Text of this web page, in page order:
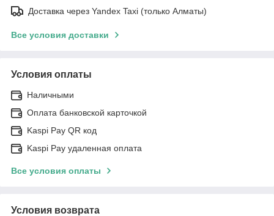
Доставка через Yandex Taxi (только Алматы)
Все условия доставки
Условия оплаты
Наличными
Оплата банковской карточкой
Kaspi Pay QR код
Kaspi Pay удаленная оплата
Все условия оплаты
Условия возврата